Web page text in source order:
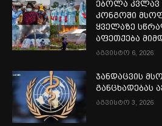
ებოლა
კონგოში
ყველაზე
აფეთქება
აგვისტო 6, 2026
ჯანდაცვის
განცხადებას
აგვისტო 3, 2026